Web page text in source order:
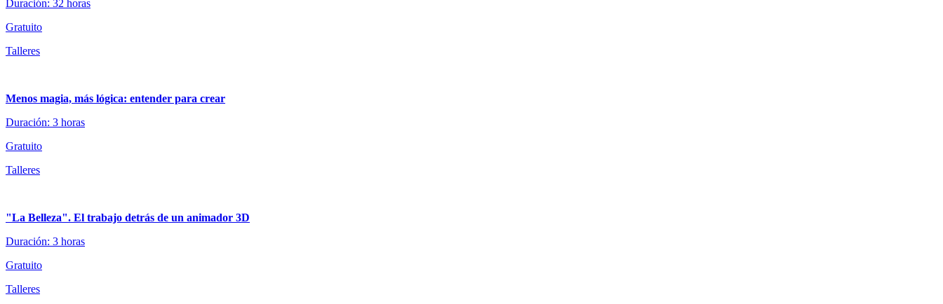
Duración: 32 horas
Gratuito
Talleres
Menos magia, más lógica: entender para crear
Duración: 3 horas
Gratuito
Talleres
"La Belleza". El trabajo detrás de un animador 3D
Duración: 3 horas
Gratuito
Talleres